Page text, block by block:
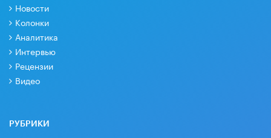
Новости
Колонки
Аналитика
Интервью
Рецензии
Видео
РУБРИКИ